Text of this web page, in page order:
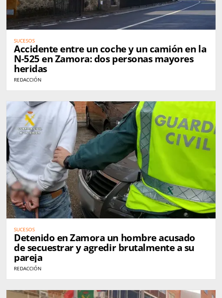
SUCESOS
Accidente entre un coche y un camión en la
N-525 en Zamora: dos personas mayores
heridas
REDACCIÓN
SUCESOS
Detenido en Zamora un hombre acusado
de secuestrar y agredir brutalmente a su
pareja
REDACCIÓN